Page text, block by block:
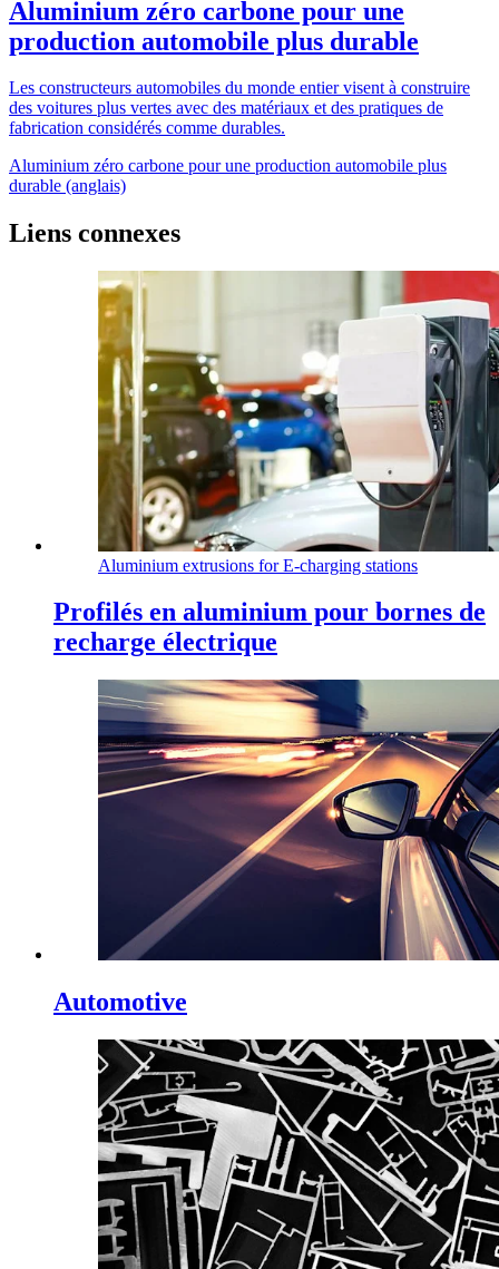
Aluminium zéro carbone pour une
production automobile plus durable
Les constructeurs automobiles du monde entier visent à construire
des voitures plus vertes avec des matériaux et des pratiques de
fabrication considérés comme durables.
Aluminium zéro carbone pour une production automobile plus
durable (anglais)
Liens connexes
Aluminium extrusions for E-charging stations
Profilés en aluminium pour bornes de
recharge électrique
Automotive